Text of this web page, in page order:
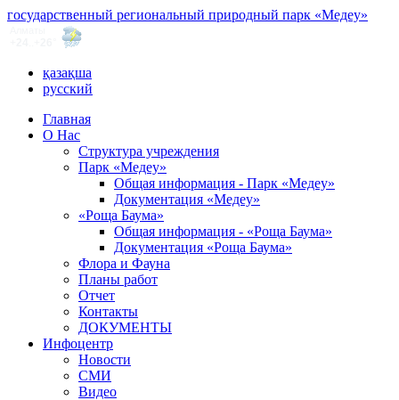
государственный региональный природный парк «Медеу»
қазақша
русский
Главная
О Нас
Структура учреждения
Парк «Медеу»
Общая информация - Парк «Медеу»
Документация «Медеу»
«Роща Баума»
Общая информация - «Роща Баума»
Документация «Роща Баума»
Флора и Фауна
Планы работ
Отчет
Контакты
ДОКУМЕНТЫ
Инфоцентр
Новости
СМИ
Видео